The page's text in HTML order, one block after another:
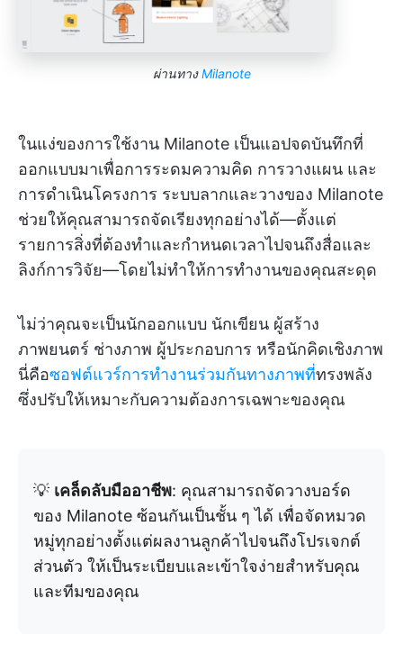
ผ่านทางMilanote
ในแง่ของการใช้งาน Milanote เป็นแอปจดบันทึกที่
ออกแบบมาเพื่อการระดมความคิด การวางแผน และ
การดำเนินโครงการ ระบบลากและวางของ Milanote
ช่วยให้คุณสามารถจัดเรียงทุกอย่างได้—ตั้งแต่
รายการสิ่งที่ต้องทำและกำหนดเวลาไปจนถึงสื่อและ
ลิงก์การวิจัย—โดยไม่ทำให้การทำงานของคุณสะดุด
ไม่ว่าคุณจะเป็นนักออกแบบ นักเขียน ผู้สร้าง
ภาพยนตร์ ช่างภาพ ผู้ประกอบการ หรือนักคิดเชิงภาพ
นี่คือซอฟต์แวร์การทำงานร่วมกันทางภาพที่ทรงพลัง
ซึ่งปรับให้เหมาะกับความต้องการเฉพาะของคุณ
💡 เคล็ดลับมืออาชีพ: คุณสามารถจัดวางบอร์ด
ของ Milanote ซ้อนกันเป็นชั้น ๆ ได้ เพื่อจัดหมวด
หมู่ทุกอย่างตั้งแต่ผลงานลูกค้าไปจนถึงโปรเจกต์
ส่วนตัว ให้เป็นระเบียบและเข้าใจง่ายสำหรับคุณ
และทีมของคุณ